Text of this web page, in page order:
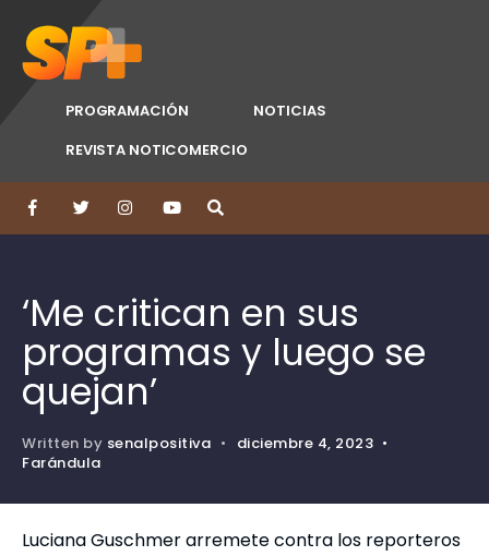
PROGRAMACIÓN
NOTICIAS
REVISTA NOTICOMERCIO
‘Me critican en sus
programas y luego se
quejan’
Written by senalpositiva • diciembre 4, 2023 •
Farándula
Luciana Guschmer arremete contra los reporteros